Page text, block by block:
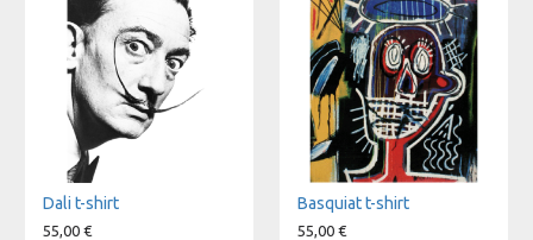
Dali t-shirt
55,00 €
Basquiat t-shirt
55,00 €